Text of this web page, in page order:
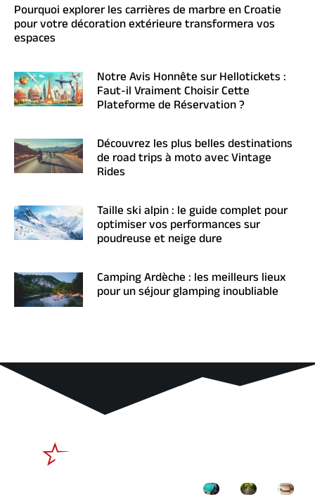
Pourquoi explorer les carrières de marbre en Croatie
pour votre décoration extérieure transformera vos
espaces
Notre Avis Honnête sur Hellotickets :
Faut-il Vraiment Choisir Cette
Plateforme de Réservation ?
Découvrez les plus belles destinations
de road trips à moto avec Vintage
Rides
Taille ski alpin : le guide complet pour
optimiser vos performances sur
poudreuse et neige dure
Camping Ardèche : les meilleurs lieux
pour un séjour glamping inoubliable